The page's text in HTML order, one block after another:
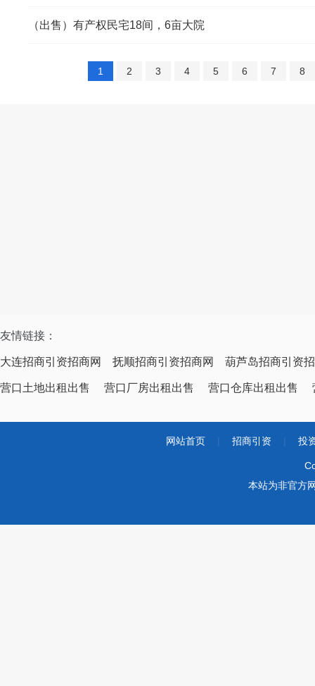
（出售）有产权民宅18间，6亩大院
1 2 3 4 5 6 7 8
友情链接：
大连招商引资招商网 抚顺招商引资招商网 葫芦岛招商引资
营口土地出租出售 营口厂房出租出售 营口仓库出租出售
网站首页 招商引资 投
本站为非官方